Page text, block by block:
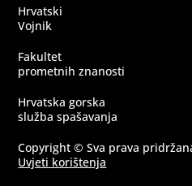
Hrvatski
Vojnik
Fakultet
prometnih znanosti
Hrvatska gorska
služba spašavanja
Copyright © Sva prava
Uvjeti korištenja